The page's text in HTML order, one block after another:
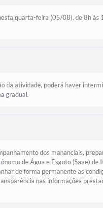
quarta-feira (05/08), de 8h às
da atividade, poderá haver
gradual.
dos mananciais,
de Água e Esgoto (Saae) de
de forma permanente as
nas informações